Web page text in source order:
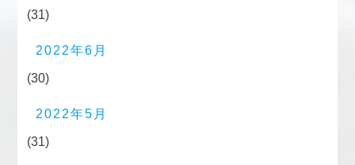
(31)
2022年6月
(30)
2022年5月
(31)